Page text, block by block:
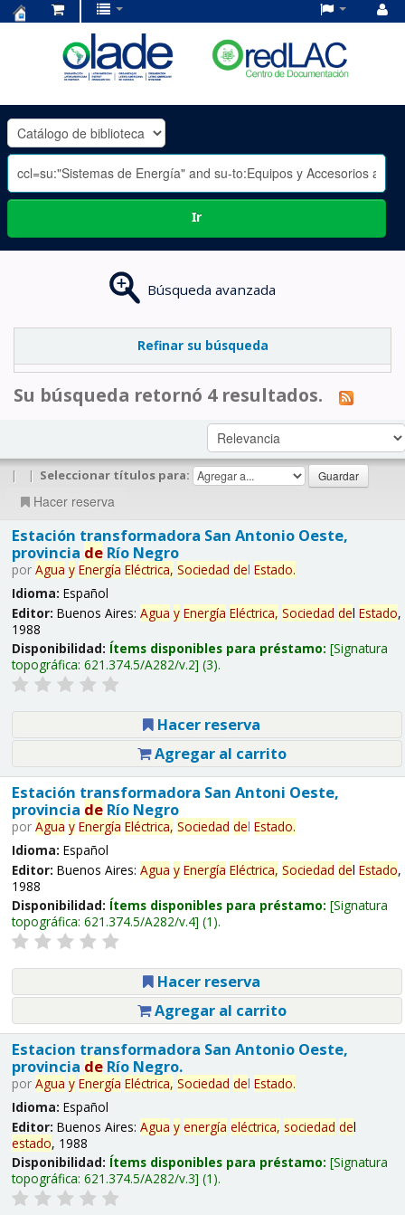
OLADE
-
Ir
Búsqueda avanzada
Refinar su búsqueda
Su búsqueda retornó 4 resultados.
| | Seleccionar títulos para:
Hacer reserva
Estación transformadora San Antonio Oeste,
provincia deRío Negro
por Agua y Energía Eléctrica, Sociedad del Estado.
Idioma: Español
Editor: Buenos Aires: Agua y Energía Eléctrica, Sociedad del Estado,
1988
Disponibilidad: Ítems disponibles para préstamo: Signatura
topográfica: 621.374.5/A282/v.2 (3).
Hacer reserva
Agregar al carrito
Estación transformadora San Antoni Oeste,
provincia deRío Negro
por Agua y Energía Eléctrica, Sociedad del Estado.
Idioma: Español
Editor: Buenos Aires: Agua y Energía Eléctrica, Sociedad del Estado,
1988
Disponibilidad: Ítems disponibles para préstamo: Signatura
topográfica: 621.374.5/A282/v.4 (1).
Hacer reserva
Agregar al carrito
Estacion transformadora San Antonio Oeste,
provincia deRío Negro.
por Agua y Energía Eléctrica, Sociedad del Estado.
Idioma: Español
Editor: Buenos Aires: Agua y energía eléctrica, sociedad del
estado, 1988
Disponibilidad: Ítems disponibles para préstamo: Signatura
topográfica: 621.374.5/A282/v.3 (1).